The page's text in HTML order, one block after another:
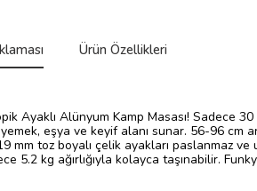
Ürün Özellikleri
Ayaklı Alünyum Kamp Masası! Sadece
eşya ve keyif alanı sunar. 56-96 cm
toz boyalı çelik ayakları paslanmaz ve
5.2 kg ağırlığıyla kolayca taşınabilir.